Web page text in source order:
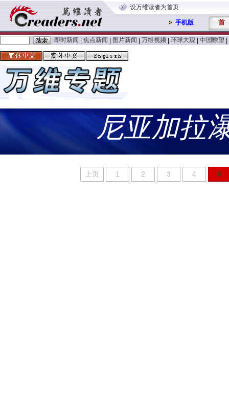
设万维读者为首页
手机版 首
即时新闻 焦点新闻 图片新闻 万维视频 环球大观 中国嘹望
尼亚加拉
上页 1 2 3 4 5